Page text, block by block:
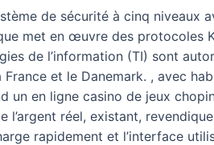
de sécurité à cinq niveaux
met en œuvre des protocoles
de l’information (TI) sont
France et le Danemark. , avec
un en ligne casino de jeux
réel, existant,
rapidement et l’interface